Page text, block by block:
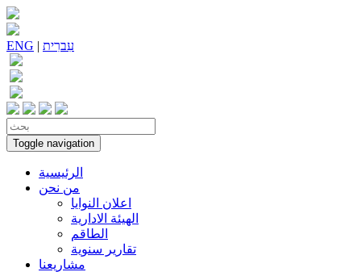
ENG | עִברִית
Toggle navigation
الرئيسية
من نحن
اعلان النوايا
الهيئة الادارية
الطاقم
تقارير سنوية
مشاريعنا